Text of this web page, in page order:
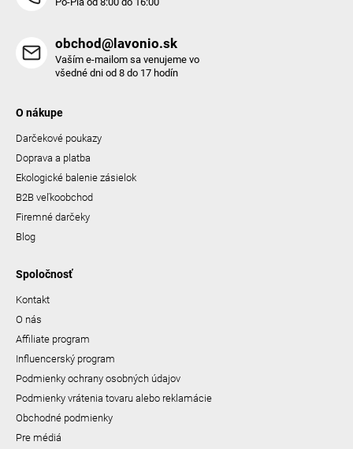
obchod@lavonio.sk
Vaším e-mailom sa venujeme vo
všedné dni od 8 do 17 hodín
O nákupe
Darčekové poukazy
Doprava a platba
Ekologické balenie zásielok
B2B veľkoobchod
Firemné darčeky
Blog
Spoločnosť
Kontakt
O nás
Affiliate program
Influencerský program
Podmienky ochrany osobných údajov
Podmienky vrátenia tovaru alebo reklamácie
Obchodné podmienky
Pre médiá